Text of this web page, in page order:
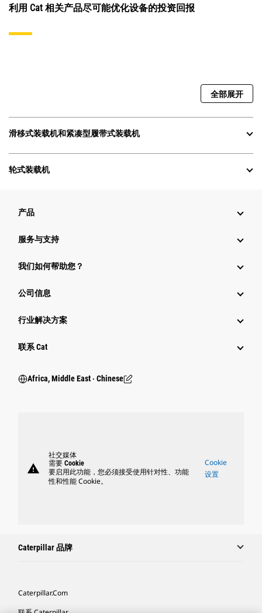
利用 Cat 相关产品尽可能优化设备的投资回报
全部展开
滑移式装载机和紧凑型履带式装载机
轮式装载机
产品
服务与支持
我们如何帮助您？
公司信息
行业解决方案
行业
联系 Cat
Africa, Middle East ‧ Chinese
warning
社交媒体
需要 Cookie
要启用此功能，您必须接受使用针对性、功能
性和性能 Cookie。
Cookie
设置
Caterpillar 品牌
Caterpillar.com